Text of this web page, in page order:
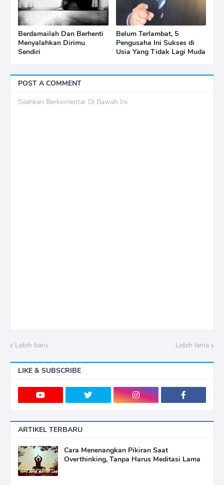
Berdamailah Dan Berhenti
Menyalahkan Dirimu
Sendiri
Belum Terlambat, 5
Pengusaha Ini Sukses di
Usia Yang Tidak Lagi Muda
POST A COMMENT
Silahkan Berkomentar Di Bawah Ini
Lebih baru Lebih lama
LIKE & SUBSCRIBE
ARTIKEL TERBARU
Cara Menenangkan Pikiran Saat
Overthinking, Tanpa Harus Meditasi Lama